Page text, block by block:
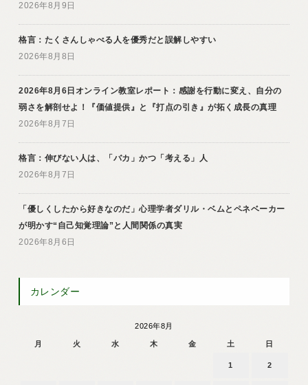
2026年8月9日
格言：たくさんしゃべる人を優秀だと誤解しやすい
2026年8月8日
2026年8月6日オンライン教室レポート：感謝を行動に変え、自分の
弱さを解剖せよ！『価値提供』と『打点の引き』が拓く成長の真理
2026年8月7日
格言：伸びない人は、「バカ」かつ「考える」人
2026年8月7日
「優しくしたから好きなのだ」心理学者ダリル・ベムとペネベーカー
が明かす“自己知覚理論”と人間関係の真実
2026年8月6日
カレンダー
2026年8月
月 火 水 木 金 土 日
1 2